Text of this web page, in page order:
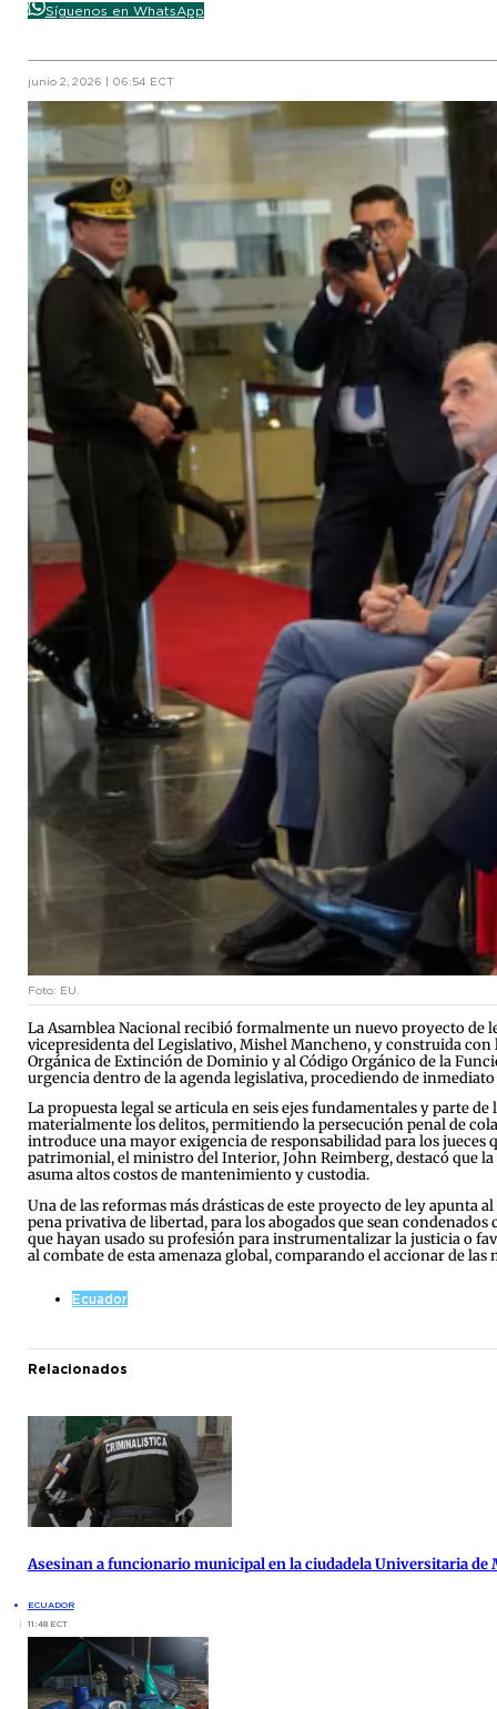
Síguenos en WhatsApp
junio 2, 2026 | 06:54 ECT
Foto: EU.
La Asamblea Nacional recibió formalmente un nuevo proyecto de
vicepresidenta del Legislativo, Mishel Mancheno, y construida con
Orgánica de Extinción de Dominio y al Código Orgánico de la
urgencia dentro de la agenda legislativa, procediendo de
La propuesta legal se articula en seis ejes fundamentales y parte
materialmente los delitos, permitiendo la persecución penal de
introduce una mayor exigencia de responsabilidad para los jueces
patrimonial, el ministro del Interior, John Reimberg, destacó que
asuma altos costos de mantenimiento y custodia.
Una de las reformas más drásticas de este proyecto de ley
pena privativa de libertad, para los abogados que sean
que hayan usado su profesión para instrumentalizar la justicia o
al combate de esta amenaza global, comparando el accionar de
Ecuador
Relacionados
Asesinan a funcionario municipal en la ciudadela Universitaria de
ECUADOR
11:48 ECT